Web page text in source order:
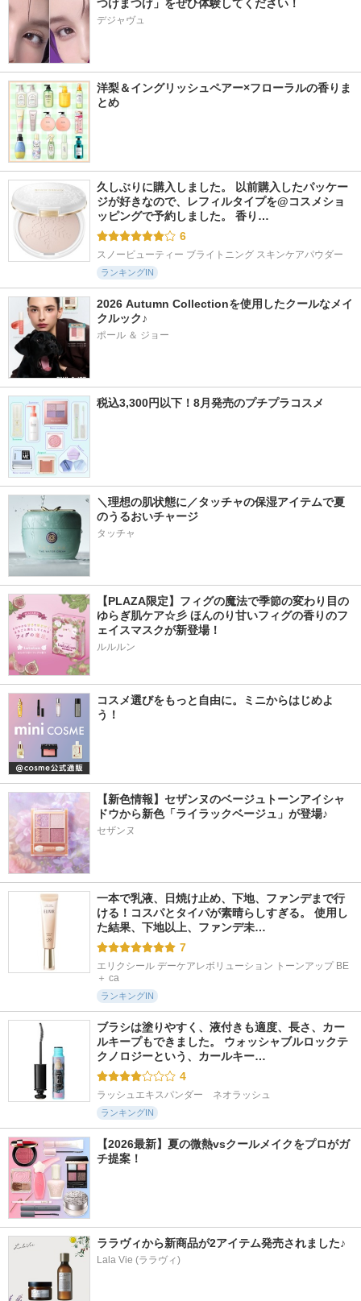
つけまつげ」をぜひ体験してください！
デジャヴュ
洋梨＆イングリッシュペアー×フローラルの香りま
とめ
久しぶりに購入しました。 以前購入したパッケー
ジが好きなので、レフィルタイプを@コスメショ
ッピングで予約しました。 香り…
6
スノービューティー ブライトニング スキンケアパウダー
ランキングIN
2026 Autumn Collectionを使用したクールなメイ
クルック♪
ポール ＆ ジョー
税込3,300円以下！8月発売のプチプラコスメ
＼理想の肌状態に／タッチャの保湿アイテムで夏
のうるおいチャージ
タッチャ
【PLAZA限定】フィグの魔法で季節の変わり目の
ゆらぎ肌ケア☆彡 ほんのり甘いフィグの香りのフ
ェイスマスクが新登場！
ルルルン
コスメ選びをもっと自由に。ミニからはじめよ
う！
【新色情報】セザンヌのベージュトーンアイシャ
ドウから新色「ライラックベージュ」が登場♪
セザンヌ
一本で乳液、日焼け止め、下地、ファンデまで行
ける！コスパとタイパが素晴らしすぎる。 使用し
た結果、下地以上、ファンデ未…
7
エリクシール デーケアレボリューション トーンアップ BE
＋ ca
ランキングIN
ブラシは塗りやすく、液付きも適度、長さ、カー
ルキープもできました。 ウォッシャブルロックテ
クノロジーという、カールキー…
4
ラッシュエキスパンダー　ネオラッシュ
ランキングIN
【2026最新】夏の微熱vsクールメイクをプロがガ
チ提案！
ララヴィから新商品が2アイテム発売されました♪
Lala Vie (ララヴィ)